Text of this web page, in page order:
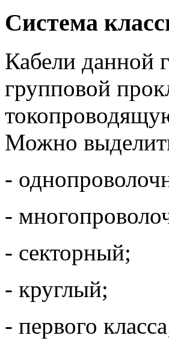
Система
Кабели данной
групповой
Можно
-
-
- секторный;
- круглый;
- первого